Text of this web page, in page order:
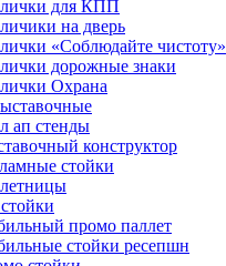
для КПП
на дверь
«Соблюдайте чистоту»
дорожные знаки
Охрана
ап стенды
конструктор
стойки
промо паллет
стойки ресепшн